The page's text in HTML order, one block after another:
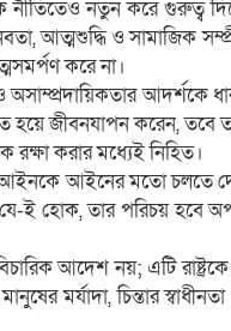
নীতিতেও নতুন করে গুরুত্ব
আত্মশুদ্ধি ও সামাজিক
করে না।
আদর্শকে
হয়ে জীবনযাপন করেন, তবে
রক্ষা করার মধ্যেই নিহিত।
আইনের মতো চলতে
ই হোক, তার পরিচয় হবে
আদেশ নয়; এটি
মর্যাদা, চিন্তার